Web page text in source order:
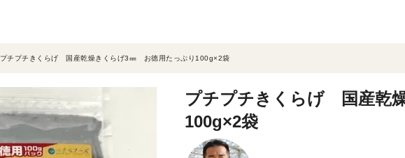
プチプチきくらげ 国産乾燥きくらげ3㎜ お徳用たっぷり100g×2袋
プチプチきくらげ 国産乾
100g×2袋